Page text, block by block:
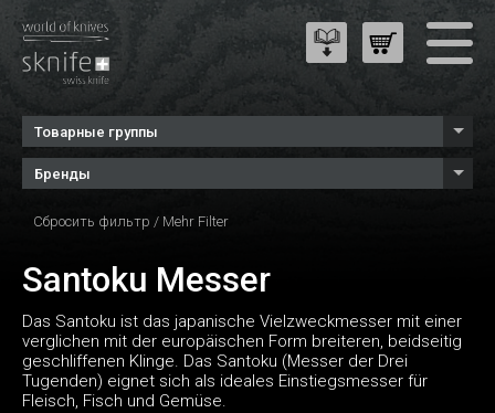
Товарные группы
Бренды
Сбросить фильтр / Mehr Filter
Santoku Messer
Das Santoku ist das japanische Vielzweckmesser mit einer
verglichen mit der europäischen Form breiteren, beidseitig
geschliffenen Klinge. Das Santoku (Messer der Drei
Tugenden) eignet sich als ideales Einstiegsmesser für
Fleisch, Fisch und Gemüse.